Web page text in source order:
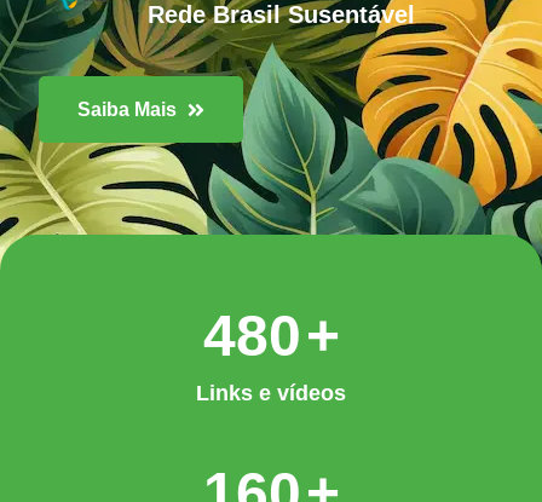
Rede Brasil Susentável
Saiba Mais
624+
Links e vídeos